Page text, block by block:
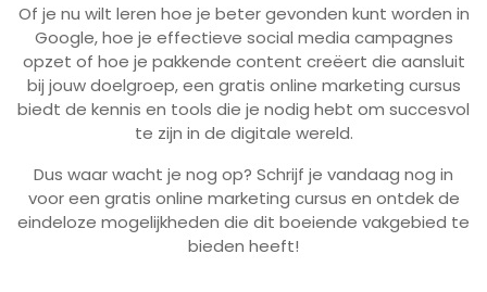
Of je nu wilt leren hoe je beter gevonden kunt worden in
Google, hoe je effectieve social media campagnes
opzet of hoe je pakkende content creëert die aansluit
bij jouw doelgroep, een gratis online marketing cursus
biedt de kennis en tools die je nodig hebt om succesvol
te zijn in de digitale wereld.
Dus waar wacht je nog op? Schrijf je vandaag nog in
voor een gratis online marketing cursus en ontdek de
eindeloze mogelijkheden die dit boeiende vakgebied te
bieden heeft!